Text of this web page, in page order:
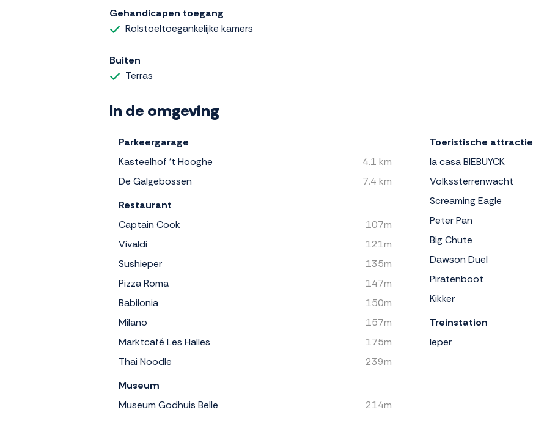
Gehandicapen toegang
Rolstoeltoegankelijke kamers
Buiten
Terras
In de omgeving
Parkeergarage
Kasteelhof 't Hooghe
4.1 km
De Galgebossen
7.4 km
Restaurant
Captain Cook
107m
Vivaldi
121m
Sushieper
135m
Pizza Roma
147m
Babilonia
150m
Milano
157m
Marktcafé Les Halles
175m
Thai Noodle
239m
Museum
Museum Godhuis Belle
214m
Toeristische attractie
la casa BIEBUYCK
Volkssterrenwacht
Screaming Eagle
Peter Pan
Big Chute
Dawson Duel
Piratenboot
Kikker
Treinstation
Ieper